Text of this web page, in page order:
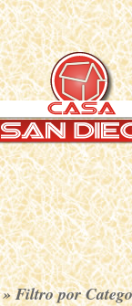
» Filtro por